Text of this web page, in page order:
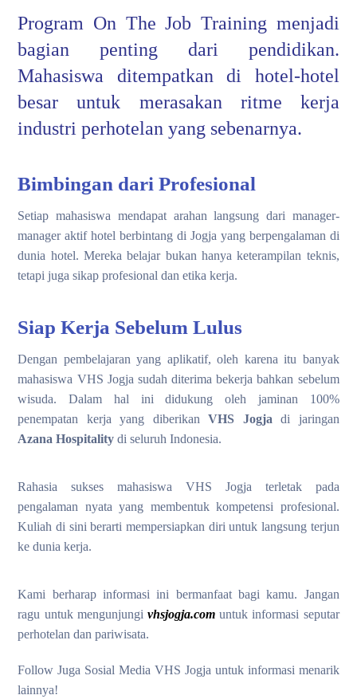
Program On The Job Training menjadi
bagian penting dari pendidikan.
Mahasiswa ditempatkan di hotel-hotel
besar untuk merasakan ritme kerja
industri perhotelan yang sebenarnya.
Bimbingan dari Profesional
Setiap mahasiswa mendapat arahan langsung dari manager-
manager aktif hotel berbintang di Jogja yang berpengalaman di
dunia hotel. Mereka belajar bukan hanya keterampilan teknis,
tetapi juga sikap profesional dan etika kerja.
Siap Kerja Sebelum Lulus
Dengan pembelajaran yang aplikatif, oleh karena itu banyak
mahasiswa VHS Jogja sudah diterima bekerja bahkan sebelum
wisuda. Dalam hal ini didukung oleh jaminan 100%
penempatan kerja yang diberikanVHS Jogja di jaringan
Azana Hospitality di seluruh Indonesia.
Rahasia sukses mahasiswa VHS Jogja terletak pada
pengalaman nyata yang membentuk kompetensi profesional.
Kuliah di sini berarti mempersiapkan diri untuk langsung terjun
ke dunia kerja.
Kami berharap informasi ini bermanfaat bagi kamu. Jangan
ragu untuk mengunjungi vhsjogja.com untuk informasi seputar
perhotelan dan pariwisata.
Follow Juga Sosial Media VHS Jogja untuk informasi menarik
lainnya!